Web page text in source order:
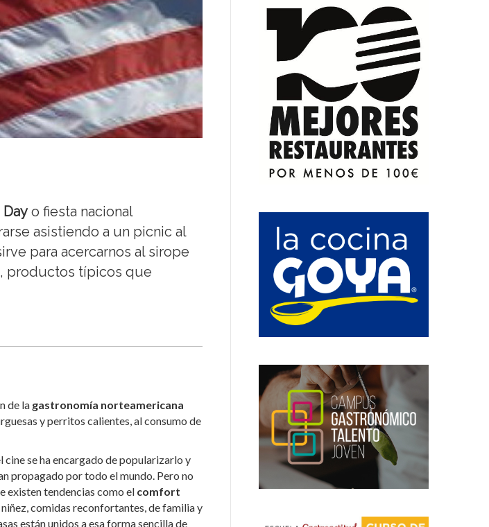
o fiesta nacional
asistiendo a un picnic al
para acercarnos al sirope
, productos típicos que
de la gastronomía norteamericana
y perritos calientes, al consumo de
cine se ha encargado de popularizarlo y
propagado por todo el mundo. Pero no
existen tendencias como el comfort
niñez, comidas reconfortantes, de familia y
están unidos a esa forma sencilla de